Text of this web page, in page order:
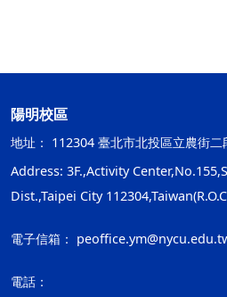
陽明校區
地址： 112304 臺北市北投區立農街
Address: 3F.,Activity
Dist.,Taipei City
電子信箱：
電話：